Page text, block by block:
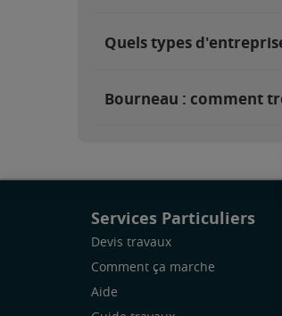
Quels types
Bourneau : comment
Services Particuliers
Devis travaux
Comment ça marche
Aide